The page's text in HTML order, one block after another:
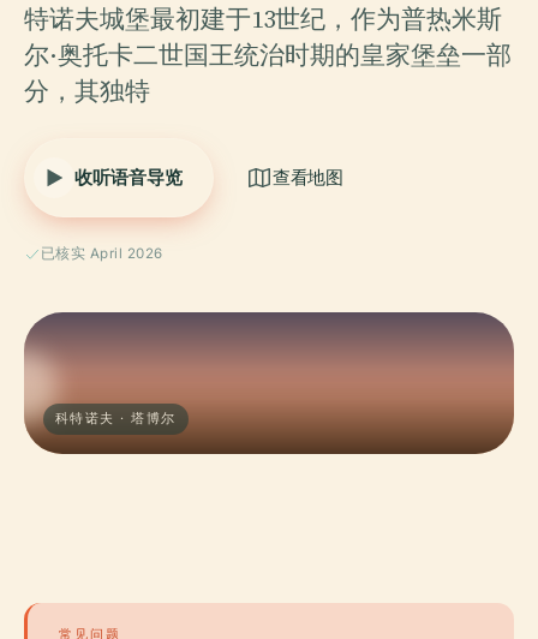
特诺夫城堡最初建于13世纪，作为普热米斯
尔·奥托卡二世国王统治时期的皇家堡垒一部
分，其独特
收听语音导览 查看地图
已核实 April 2026
科特诺夫 · 塔博尔
常见问题